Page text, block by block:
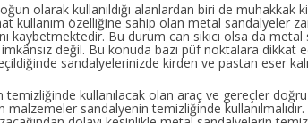
olarak kullanıldığı alanlardan biri de muhakkak
kullanım özelliğine sahip olan metal sandalyeler
kaybetmektedir. Bu durum can sıkıcı olsa da
değil. Bu konuda bazı püf noktalara dikkat
sandalyelerinizde kirden ve pastan eser
temizliğinde kullanılacak olan araç ve gereçler
malzemeler sandalyenin temizliğinde